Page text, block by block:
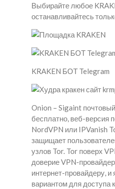
Выбирайте любое
останавливайтесь
KRAKEN БОТ Telegram
Onion – Sigaint
бесплатно, веб-версия
NordVPN или IPVanish
защищает
узлов Tor. Tor поверх
доверие VPN-
интернет-провайдеру,
вариантом для доступа